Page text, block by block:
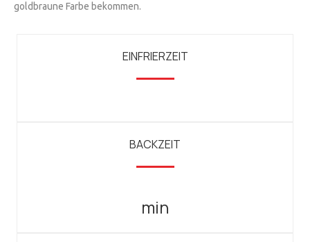
goldbraune Farbe bekommen.
EINFRIERZEIT
BACKZEIT
min